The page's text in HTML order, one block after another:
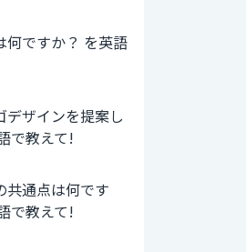
何ですか？ を英語
デザインを提案し
で教えて!
共通点は何です
で教えて!